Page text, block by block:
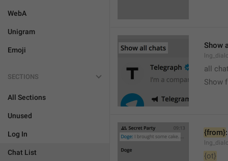
WebA
Unigram
Emoji
SECTIONS
All Sections
Unused
Log In
Chat List
Show
all
Show
{from}:
{ot}